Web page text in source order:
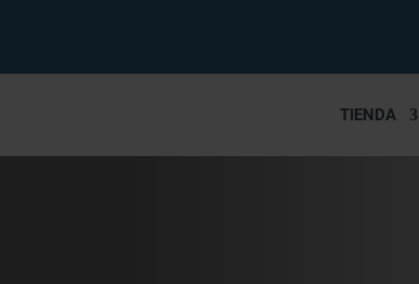
TIENDA